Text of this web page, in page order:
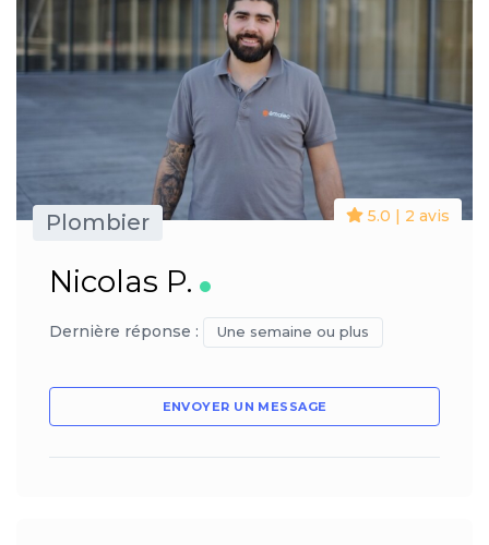
5.0 | 2 avis
Plombier
Nicolas P.
Dernière réponse : Une semaine ou plus
ENVOYER UN MESSAGE